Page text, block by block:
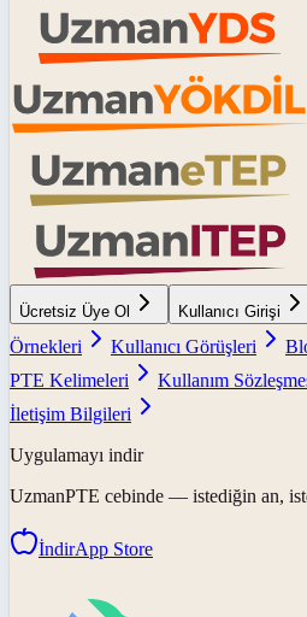
Ücretsiz Üye Ol Kullanıcı Girişi
Örnekleri
Kullanıcı Görüşleri
PTE Kelimeleri
Kullanım
İletişim Bilgileri
Uygulamayı indir
UzmanPTE cebinde — istediğin an,
İndirApp Store